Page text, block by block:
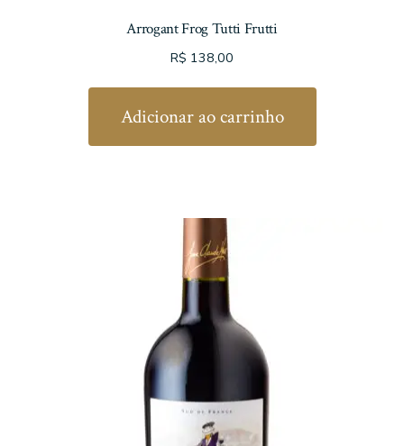
Arrogant Frog Tutti Frutti
R$ 138,00
Adicionar ao carrinho